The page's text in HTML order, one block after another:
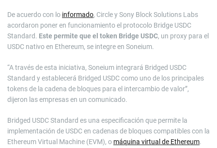
De acuerdo con lo informado, Circle y Sony Block Solutions Labs
acordaron poner en funcionamiento el protocolo Bridge USDC
Standard. Este permite que el token Bridge USDC, un proxy para el
USDC nativo en Ethereum, se integre en Soneium.
“A través de esta iniciativa, Soneium integrará Bridged USDC
Standard y establecerá Bridged USDC como uno de los principales
tokens de la cadena de bloques para el intercambio de valor”,
dijeron las empresas en un comunicado.
Bridged USDC Standard es una especificación que permite la
implementación de USDC en cadenas de bloques compatibles con la
Ethereum Virtual Machine (EVM), o máquina virtual de Ethereum.